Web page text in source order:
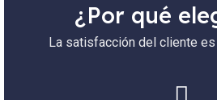
¿Por qué
La satisfacción del cliente